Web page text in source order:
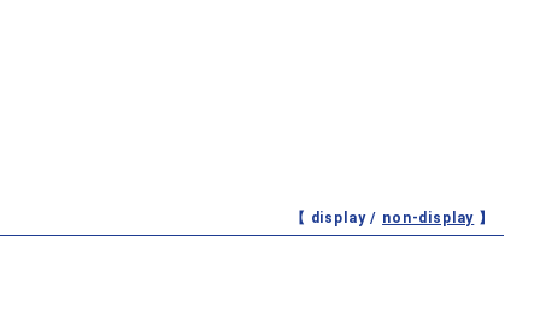
【 display / non-display 】